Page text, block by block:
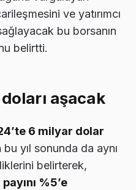
ve yatırımcı
bu borsanın
belirtti.
aşacak
6 milyar dolar
bu yıl sonunda da aynı
belirterek,
%5’e